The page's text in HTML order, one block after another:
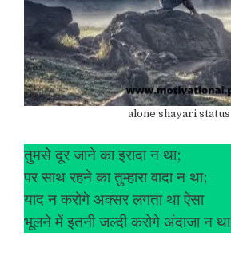
alone shayari status
तुमसे दूर जाने का इरादा न था;
पर साथ रहने का तुम्हारा वादा न था;
याद न करोगे अक्सर लगता था ऐसा
भूलने में इतनी जल्दी करोगे अंदाजा न था